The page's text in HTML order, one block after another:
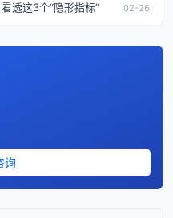
透这3个“隐形指标” 02-26
询